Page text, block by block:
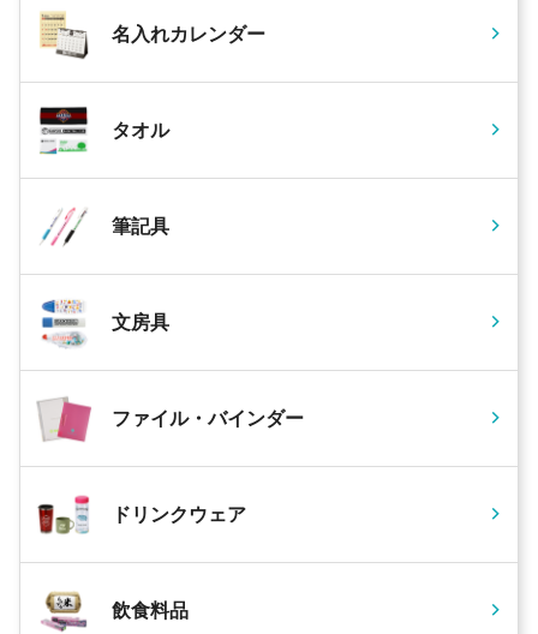
名入れカレンダー
タオル
筆記具
文房具
ファイル・バインダー
ドリンクウェア
飲食料品